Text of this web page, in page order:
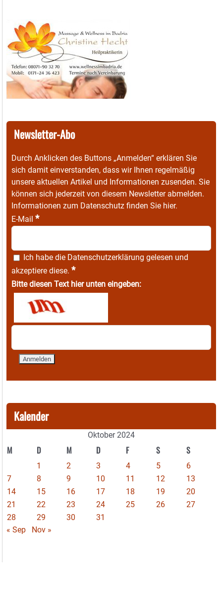
Newsletter-Abo
Durch Anklicken des Buttons „Anmelden“ erklären Sie
sich damit einverstanden, dass wir Ihnen regelmäßig
unsere aktuellen Artikel und Informationen zusenden. Sie
können sich jederzeit von diesem Newsletter abmelden.
Informationen zum Datenschutz finden Sie hier.
E-Mail *
Ich habe die Datenschutzerklärung gelesen und
akzeptiere diese. *
Bitte diesen Text hier unten eingeben:
Kalender
Oktober 2024
M D M D F S S
1 2 3 4 5
6
7
8 9 10 11 12
13
14
15 16 17 18 19
20
21
22 23 24 25 26
27
28
29 30
31
« Sep
Nov »